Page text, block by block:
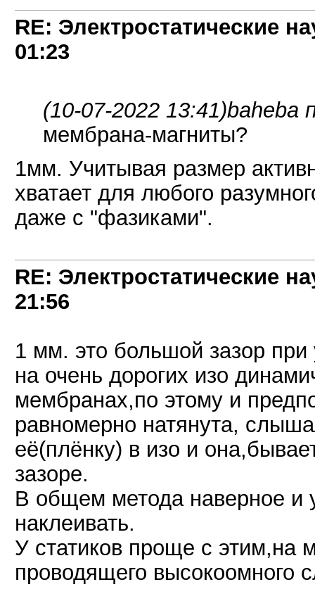
RE: Электростатические
01:23
(10-07-2022 13:41)baheba
мембрана-магниты?
1мм. Учитывая размер
хватает для любого
даже с "фазиками".
RE: Электростатические
21:56
1 мм. это большой зазор
на очень дорогих изо
мембранах,по этому и
равномерно натянута,
её(плёнку) в изо и
зазоре.
В общем метода наверное и
наклеивать.
У статиков проще с этим,на
проводящего высокоомного